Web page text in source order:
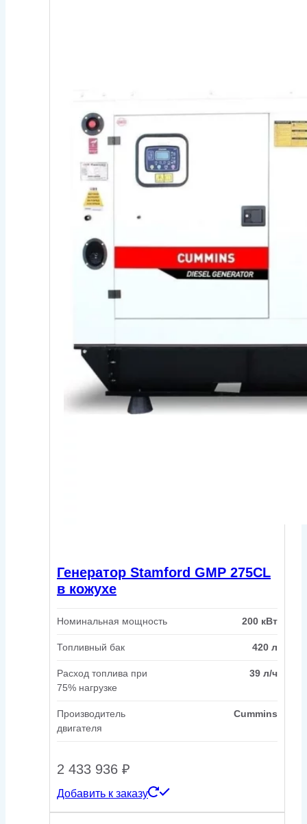
Генератор Stamford GMP 275CL
в кожухе
Номинальная мощность 200 кВт
Топливный бак 420 л
Расход топлива при
75% нагрузке
39 л/ч
Производитель
двигателя
Cummins
2 433 936 ₽
Добавить к заказу